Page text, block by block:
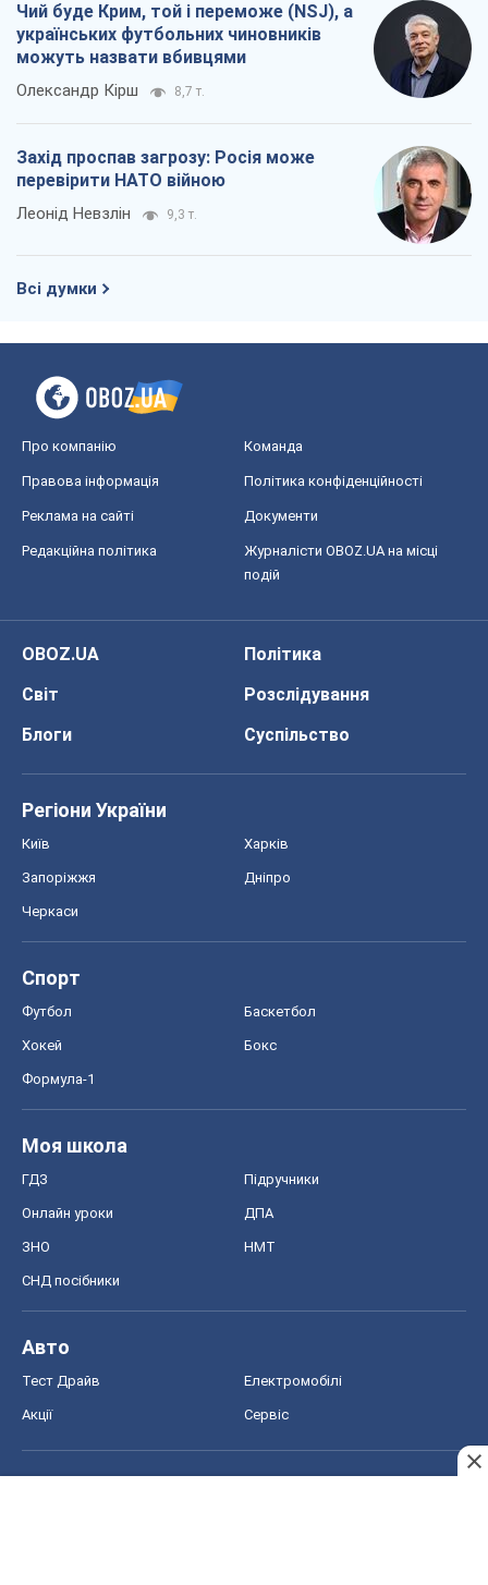
Чий буде Крим, той і переможе (NSJ), а
українських футбольних чиновників
можуть назвати вбивцями
Олександр Кірш 8,7 т.
Захід проспав загрозу: Росія може
перевірити НАТО війною
Леонід Невзлін 9,3 т.
Всі думки
Про компанію Команда
Правова інформація Політика конфіденційності
Реклама на сайті Документи
Редакційна політика
Журналісти OBOZ.UA на місці
подій
OBOZ.UA
Політика
Світ
Розслідування
Блоги
Суспільство
Регіони України
Київ Харків
Запоріжжя Дніпро
Черкаси
Спорт
Футбол Баскетбол
Хокей Бокс
Формула-1
Моя школа
ГДЗ Підручники
Онлайн уроки ДПА
ЗНО НМТ
СНД посібники
Авто
Тест Драйв Електромобілі
Акції Сервіс